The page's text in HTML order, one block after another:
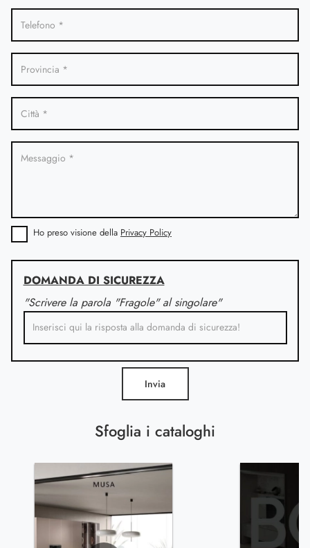
Sfoglia i cataloghi
Ho preso visione della Privacy Policy
DOMANDA DI SICUREZZA
"Scrivere la parola "Fragole" al singolare"
Invia